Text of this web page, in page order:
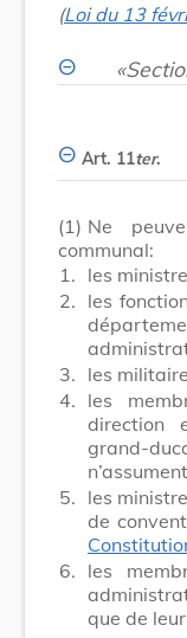
(Loi du 13
Art. 11ter.
(1) Ne
communal:
1. les
2. les
3. les
4. les
direction
grand-
5. les
de
6. les
que de